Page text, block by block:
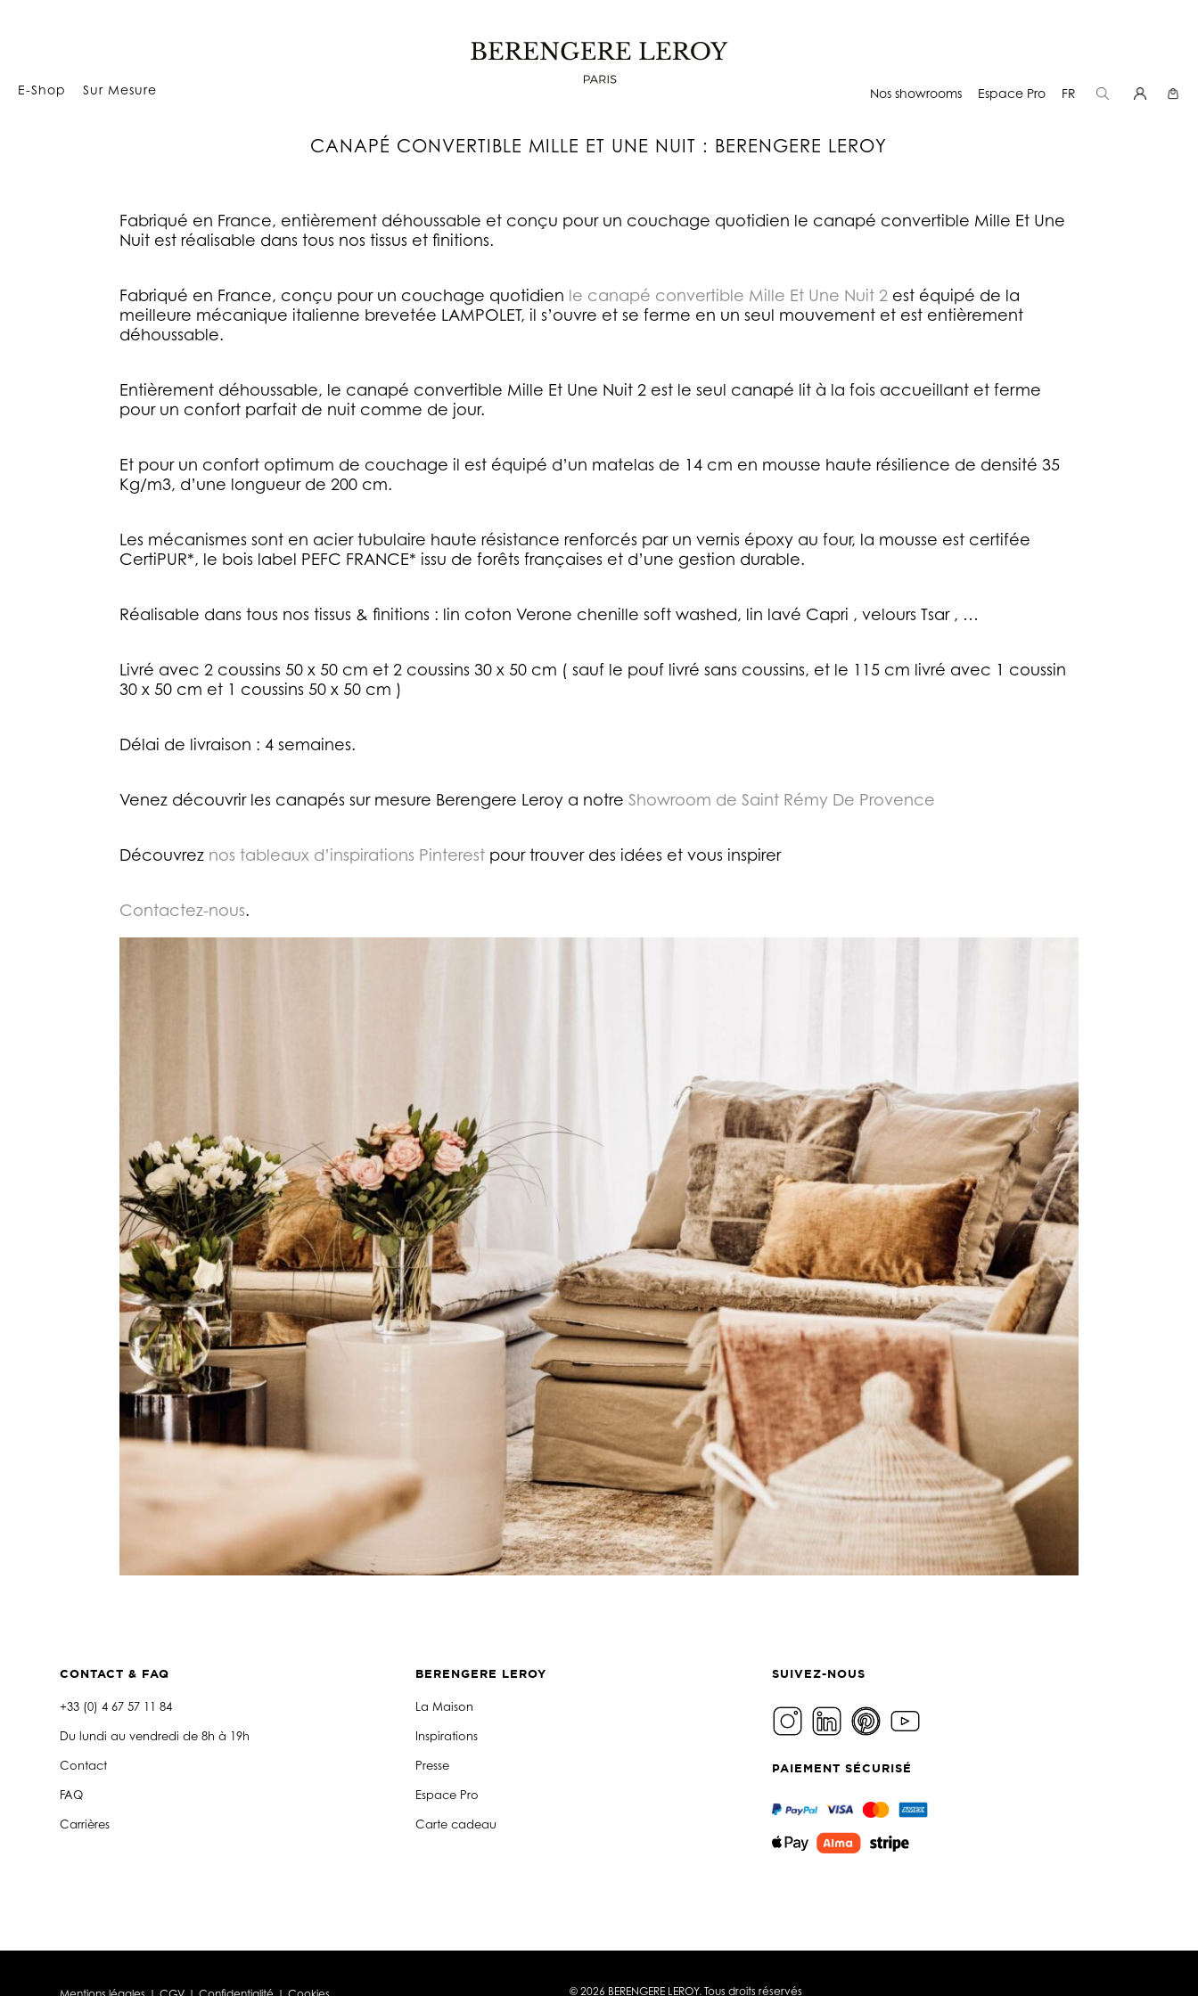
E-Shop Sur Mesure Nos showrooms Espace Pro FR
CANAPÉ CONVERTIBLE MILLE ET UNE NUIT
CANAPÉ CONVERTIBLE MILLE ET UNE NUIT : BERENGERE LEROY
Fabriqué en France, entièrement déhoussable et conçu pour un couchage quotidien le canapé convertible Mille Et Une
Nuit est réalisable dans tous nos tissus et finitions.
Fabriqué en France, conçu pour un couchage quotidien le canapé convertible Mille Et Une Nuit 2 est équipé de la
meilleure mécanique italienne brevetée LAMPOLET, il s’ouvre et se ferme en un seul mouvement et est entièrement
déhoussable.
Entièrement déhoussable, le canapé convertible Mille Et Une Nuit 2 est le seul canapé lit à la fois accueillant et ferme
pour un confort parfait de nuit comme de jour.
Et pour un confort optimum de couchage il est équipé d’un matelas de 14 cm en mousse haute résilience de densité 35
Kg/m3, d’une longueur de 200 cm.
Les mécanismes sont en acier tubulaire haute résistance renforcés par un vernis époxy au four, la mousse est certifée
CertiPUR*, le bois label PEFC FRANCE* issu de forêts françaises et d’une gestion durable.
Réalisable dans tous nos tissus & finitions : lin coton Verone chenille soft washed, lin lavé Capri , velours Tsar , …
Livré avec 2 coussins 50 x 50 cm et 2 coussins 30 x 50 cm ( sauf le pouf livré sans coussins, et le 115 cm livré avec 1 coussin
30 x 50 cm et 1 coussins 50 x 50 cm )
Délai de livraison : 4 semaines.
Venez découvrir les canapés sur mesure Berengere Leroy a notreShowroom de Saint Rémy De Provence
Découvrez nos tableaux d’inspirations Pinterest pour trouver des idées et vous inspirer
Contactez-nous.
CONTACT & FAQ
+33 (0) 4 67 57 11 84
Du lundi au vendredi de 8h à 19h
Contact
FAQ
Carrières
BERENGERE LEROY
La Maison
Inspirations
Presse
Espace Pro
Carte cadeau
SUIVEZ-NOUS
PAIEMENT SÉCURISÉ
© 2026 BERENGERE LEROY. Tous droits réservés